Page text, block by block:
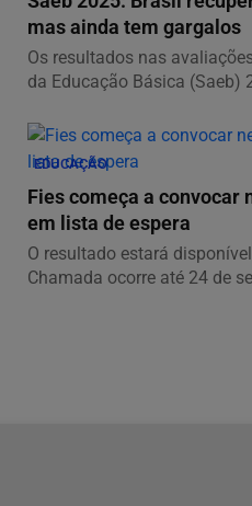
mas ainda tem gargalos
Os resultados nas
da Educação Básica (Saeb)
EDUCAÇÃO
Fies começa a convocar
em lista de espera
O resultado estará
Chamada ocorre até 24 de